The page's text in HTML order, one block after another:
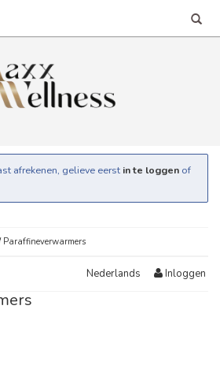
afrekenen, gelieve eerst in te loggen of
Paraffineverwarmers
Nederlands Inloggen